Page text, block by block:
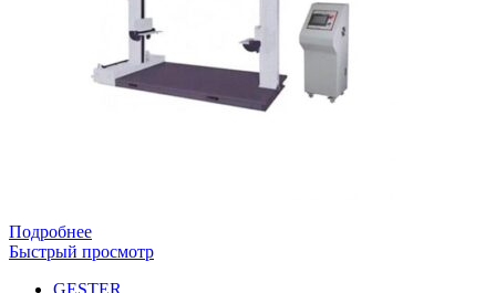
Подробнее
Быстрый просмотр
GESTER